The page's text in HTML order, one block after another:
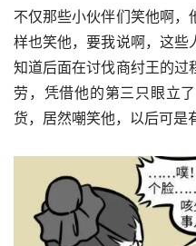
不仅那些小伙伴们笑他啊
样也笑他，要我说啊，这些
知道后面在讨伐商纣王的过
劳，凭借他的第三只眼立
货，居然嘲笑他，以后可是